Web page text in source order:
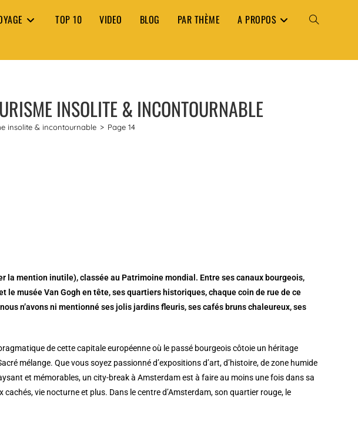
TOP 10 VIDEO BLOG PAR THÈME A PROPOS TOGGLE
INSOLITE & INCONTOURNABLE
insolite & incontournable > Page 14
mention inutile), classée au Patrimoine mondial. Entre ses canaux bourgeois,
le musée Van Gogh en tête, ses quartiers historiques, chaque coin de rue de ce
n’avons ni mentionné ses jolis jardins fleuris, ses cafés bruns chaleureux, ses
de cette capitale européenne où le passé bourgeois côtoie un héritage
mélange. Que vous soyez passionné d’expositions d’art, d’histoire, de zone humide
et mémorables, un city-break à Amsterdam est à faire au moins une fois dans sa
vie nocturne et plus. Dans le centre d’Amsterdam, son quartier rouge, le